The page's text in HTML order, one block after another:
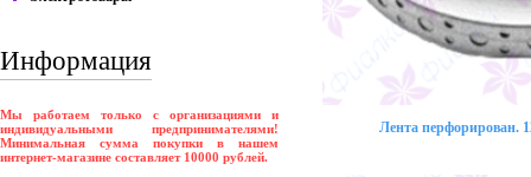
Информация
Мы работаем только с организациями и
индивидуальными предпринимателями!
Минимальная сумма покупки в нашем
интернет-магазине составляет 10000 рублей.
Лента перфорирован.